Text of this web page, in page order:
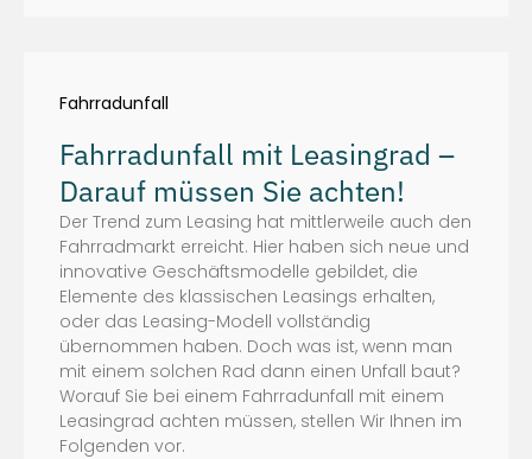
Fahrradunfall
Fahrradunfall mit Leasingrad –
Darauf müssen Sie achten!
Der Trend zum Leasing hat mittlerweile auch den
Fahrradmarkt erreicht. Hier haben sich neue und
innovative Geschäftsmodelle gebildet, die
Elemente des klassischen Leasings erhalten,
oder das Leasing-Modell vollständig
übernommen haben. Doch was ist, wenn man
mit einem solchen Rad dann einen Unfall baut?
Worauf Sie bei einem Fahrradunfall mit einem
Leasingrad achten müssen, stellen Wir Ihnen im
Folgenden vor.